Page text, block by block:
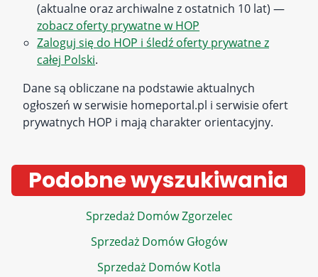
(aktualne oraz archiwalne z ostatnich 10 lat) —
zobacz oferty prywatne w HOP
Zaloguj się do HOP i śledź oferty prywatne z
całej Polski.
Dane są obliczane na podstawie aktualnych
ogłoszeń w serwisie homeportal.pl i serwisie ofert
prywatnych HOP i mają charakter orientacyjny.
Podobne wyszukiwania
Sprzedaż Domów Zgorzelec
Sprzedaż Domów Głogów
Sprzedaż Domów Kotla